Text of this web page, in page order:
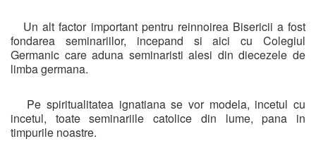
Un alt factor important pentru reinnoirea Bisericii a fost
fondarea seminariilor, incepand si aici cu Colegiul
Germanic care aduna seminaristi alesi din diecezele de
limba germana.
Pe spiritualitatea ignatiana se vor modela, incetul cu
incetul, toate seminariile catolice din lume, pana in
timpurile noastre.